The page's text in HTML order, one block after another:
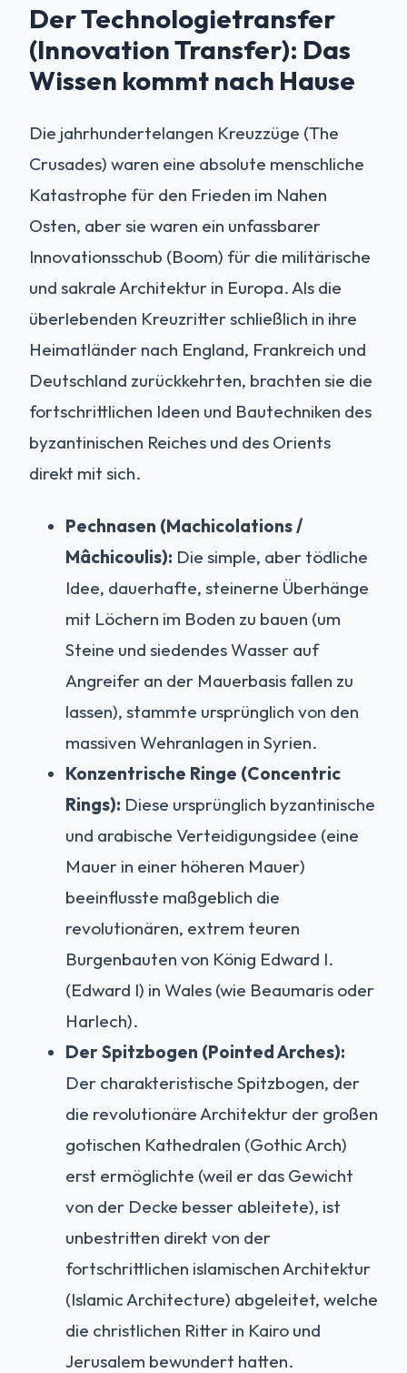
Der Technologietransfer
(Innovation Transfer): Das
Wissen kommt nach Hause
Die jahrhundertelangen Kreuzzüge (The
Crusades) waren eine absolute menschliche
Katastrophe für den Frieden im Nahen
Osten, aber sie waren ein unfassbarer
Innovationsschub (Boom) für die militärische
und sakrale Architektur in Europa. Als die
überlebenden Kreuzritter schließlich in ihre
Heimatländer nach England, Frankreich und
Deutschland zurückkehrten, brachten sie die
fortschrittlichen Ideen und Bautechniken des
byzantinischen Reiches und des Orients
direkt mit sich.
Pechnasen (Machicolations /
Mâchicoulis): Die simple, aber tödliche
Idee, dauerhafte, steinerne Überhänge
mit Löchern im Boden zu bauen (um
Steine und siedendes Wasser auf
Angreifer an der Mauerbasis fallen zu
lassen), stammte ursprünglich von den
massiven Wehranlagen in Syrien.
Konzentrische Ringe (Concentric
Rings): Diese ursprünglich byzantinische
und arabische Verteidigungsidee (eine
Mauer in einer höheren Mauer)
beeinflusste maßgeblich die
revolutionären, extrem teuren
Burgenbauten von König Edward I.
(Edward I) in Wales (wie Beaumaris oder
Harlech).
Der Spitzbogen (Pointed Arches):
Der charakteristische Spitzbogen, der
die revolutionäre Architektur der großen
gotischen Kathedralen (Gothic Arch)
erst ermöglichte (weil er das Gewicht
von der Decke besser ableitete), ist
unbestritten direkt von der
fortschrittlichen islamischen Architektur
(Islamic Architecture) abgeleitet, welche
die christlichen Ritter in Kairo und
Jerusalem bewundert hatten.